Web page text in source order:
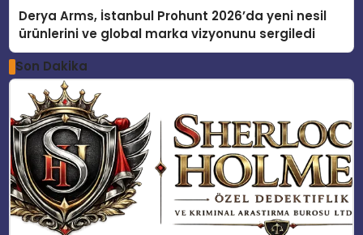
Derya Arms, İstanbul Prohunt 2026’da yeni nesil
ürünlerini ve global marka vizyonunu sergiledi
Son Dakika